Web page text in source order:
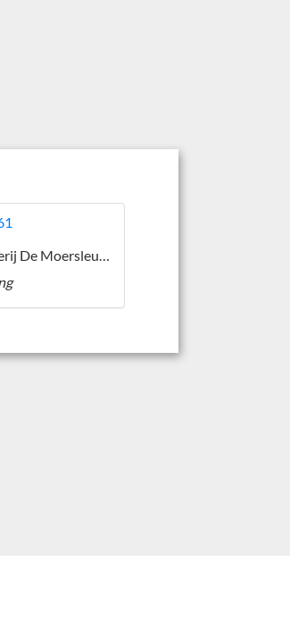
Brouwerij De Moersleutel